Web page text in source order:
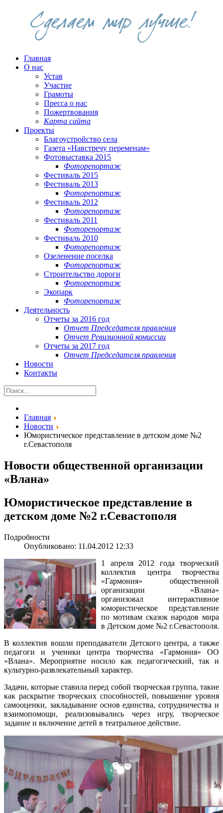
Главная
О нас
Устав
Участие
Грамоты
Пресса о нас
Пожертвования
Карта сайта
Проекты
Благоустройство села
Газета «Навстречу переменам»
Фотовыставка 2015
Фоторепортаж
Фестиваль 2015
Фестиваль 2013
Фоторепортаж
Фестиваль 2012
Фоторепортаж
Фестиваль 2011
Фоторепортаж
Фестиваль 2010
Фоторепортаж
Озеленение поселка
Фоторепортаж
Строительство дороги
Фоторепортаж
Экопарк
Фоторепортаж
Деятельность
Отчеты за 2016 год
Отчет Председателя правления
Отчет Ревизионной комиссии
Отчеты за 2017 год
Отчет Председателя правления
Новости
Контакты
Главная
Новости
Юмористическое представление в детском доме №2
г.Севастополя
Новости общественной организации
«Влана»
Юмористическое представление в
детском доме №2 г.Севастополя
Подробности
Опубликовано: 11.04.2012 12:33
1 апреля 2012 года творческий
коллектив центра творчества
«Гармония» общественной
организации «Влана»
организовал интерактивное
юмористическое представление
по мотивам сказок народов мира
в Детском доме №2 г.Севастополя.
В коллектив вошли преподаватели Детского центра, а также
педагоги и ученики центра творчества «Гармония» ОО
«Влана». Мероприятие носило как педагогический, так и
культурно-развлекательный характер.
Задачи, которые ставила перед собой творческая группа, такие
как раскрытие творческих способностей, повышение уровня
самооценки, закладывание основ единства, сотрудничества и
взаимопомощи, реализовывались через игру, творческое
задание и включение детей в театральное действие.